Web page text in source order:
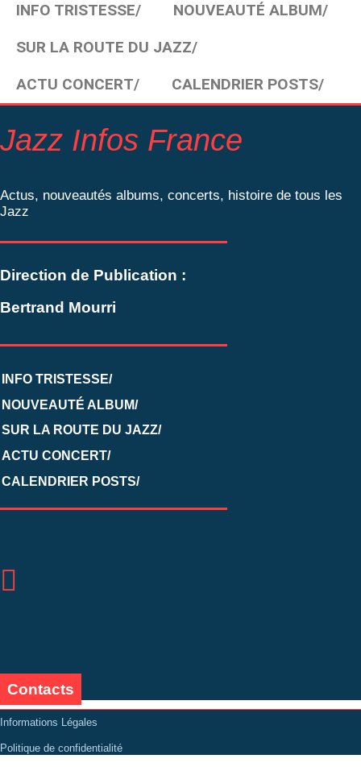
INFO TRISTESSE/
NOUVEAUTÉ ALBUM/
SUR LA ROUTE DU JAZZ/
ACTU CONCERT/
CALENDRIER POSTS/
Jazz Infos France
Actus, nouveautés albums, concerts, histoire de tous les
Jazz
Direction de Publication :
Bertrand Mourri
INFO TRISTESSE/
NOUVEAUTÉ ALBUM/
SUR LA ROUTE DU JAZZ/
ACTU CONCERT/
CALENDRIER POSTS/
Contacts
Informations Légales
Politique de confidentialité